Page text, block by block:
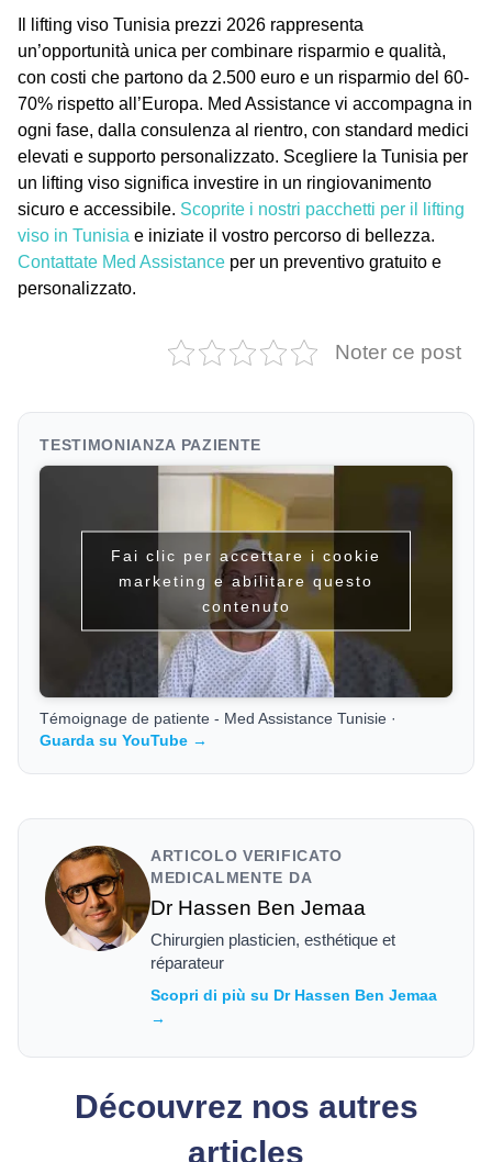
lifting viso Tunisia prezzi 2026 rappresenta
un’opportunità unica per combinare risparmio e qualità,
con costi che partono da 2.500 euro e un risparmio del 60-
70% rispetto all’Europa. Med Assistance vi accompagna in
ogni fase, dalla consulenza al rientro, con standard medici
elevati e supporto personalizzato. Scegliere la Tunisia per
un lifting viso significa investire in un ringiovanimento
sicuro e accessibile. Scoprite i nostri pacchetti per il lifting
viso in Tunisia e iniziate il vostro percorso di bellezza.
Contattate Med Assistance per un preventivo gratuito e
personalizzato.
Noter ce post
TESTIMONIANZA PAZIENTE
Fai clic per accettare i cookie
marketing e abilitare questo
contenuto
Témoignage de patiente - Med Assistance Tunisie ·
Guarda su YouTube →
ARTICOLO VERIFICATO
MEDICALMENTE DA
Dr Hassen Ben Jemaa
Chirurgien plasticien, esthétique et
réparateur
Scopri di più su Dr Hassen Ben Jemaa
→
Découvrez nos autres
articles